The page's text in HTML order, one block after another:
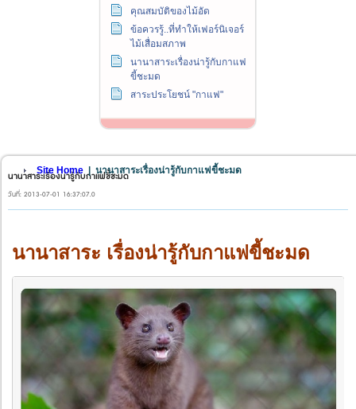
คุณสมบัติของไม้อัด
ข้อควรรู้..ที่ทำให้เฟอร์นิเจอร์
ไม้เสื่อมสภาพ
นานาสาระเรื่องน่ารู้กับกาแฟ
ขี้ชะมด
สาระประโยชน์ "กาแฟ"
Site Home นานาสาระเรื่องน่ารู้กับกาแฟขี้ชะมด
นานาสาระเรื่องน่ารู้กับกาแฟขี้ชะมด
วันที่: 2013-07-01 16:37:07.0
นานาสาระ เรื่องน่ารู้กับกาแฟขี้ชะมด